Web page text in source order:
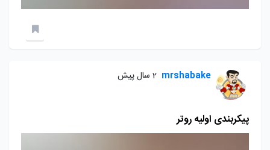
mrshabake 2 سال پیش
پیکربندی اولیه روتر